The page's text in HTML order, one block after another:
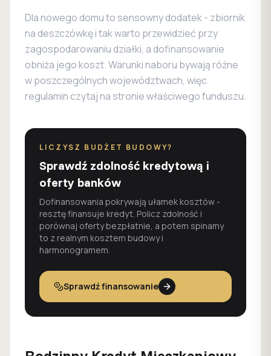
Dla nowego domu to sensowny dodatek - zbiornik
na deszczówkę i tak warto przewidzieć przy
zagospodarowaniu działki, a dofinansowanie
obniża jego koszt. Warunki naboru bywają różne
w poszczególnych województwach, więc
regulamin czytaj na stronie właściwego funduszu.
LICZYSZ BUDŻET BUDOWY?
Sprawdź zdolność kredytową i
oferty banków
Dofinansowania pokrywają ułamek kosztów -
resztę finansuje kredyt. Policz zdolność i
porównaj oferty bezpłatnie, a potem spinamy
to z realnym kosztem budowy i
harmonogramem.
Sprawdź finansowanie